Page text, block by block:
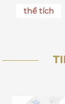
thể tích